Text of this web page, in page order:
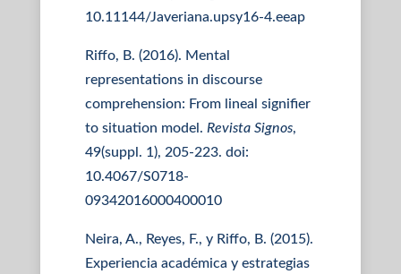
10.11144/Javeriana.upsy16-4.eeap
Riffo, B. (2016). Mental
representations in discourse
comprehension: From lineal signifier
to situation model. Revista Signos,
49(suppl. 1), 205-223. doi:
10.4067/S0718-
09342016000400010
Neira, A., Reyes, F., y Riffo, B. (2015).
Experiencia académica y estrategias